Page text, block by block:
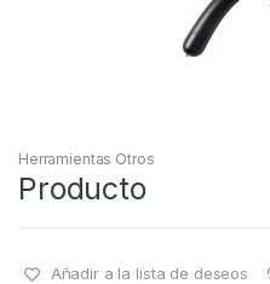
Herramientas Otros
Producto
Añadir a la lista de deseos